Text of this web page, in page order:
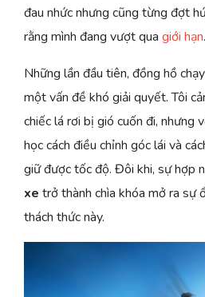
đau nhức nhưng cũng từng đợt
rằng mình đang vượt qua giới hạn.
Những lần đầu tiên, đồng hồ
một vấn đề khó giải quyết. Tôi
chiếc lá rơi bị gió cuốn đi, nhưng
học cách điều chỉnh góc lái và
giữ được tốc độ. Đôi khi, sự hợp
xe trở thành chìa khóa mở ra sự
thách thức này.